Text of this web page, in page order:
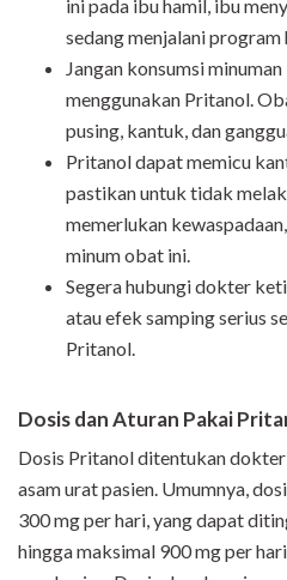
ini pada ibu hamil, ibu
sedang menjalani program
Jangan konsumsi
menggunakan Pritanol.
pusing, kantuk, dan
Pritanol dapat memicu
pastikan untuk tidak
memerlukan
minum obat ini.
Segera hubungi dokter
atau efek samping serius
Pritanol.
Dosis dan Aturan Pakai
Dosis Pritanol ditentukan
asam urat pasien. Umumnya,
300 mg per hari, yang dapat
hingga maksimal 900 mg per